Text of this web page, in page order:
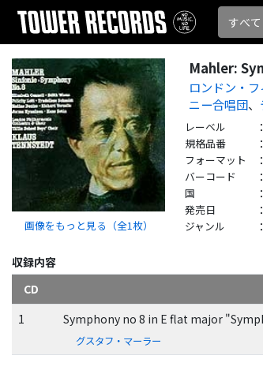
すべて
画像をもっと見る（全1 枚）
Mahler:
ロンドン・
ニー合唱団、
レーベル ：
規格品番 ：
フォーマット ：
バーコード ：
国 ：
発売日 ：
ジャンル ：
収録内容
CD
1
Symphony no 8 in E flat major
グスタフ・マーラー